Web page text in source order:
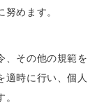
めます。
、その他の規範を
適時に行い、個人